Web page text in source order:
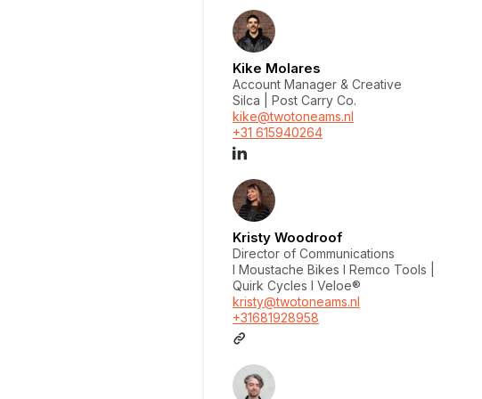
Kike Molares
Account Manager & Creative
Silca | Post Carry Co.
kike@twotoneams.nl
+31 615940264
Kristy Woodroof
Director of Communications
I Moustache Bikes I Remco Tools |
Quirk Cycles I Veloe®
kristy@twotoneams.nl
+31681928958